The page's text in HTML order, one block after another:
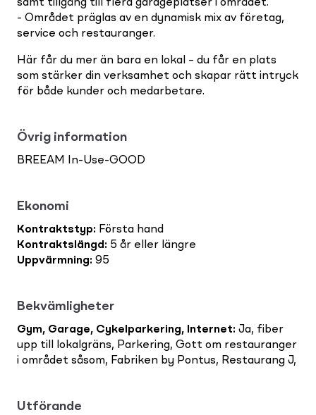
samt tillgång till flera garageplatser i området.
- Området präglas av en dynamisk mix av företag,
service och restauranger.
Här får du mer än bara en lokal – du får en plats
som stärker din verksamhet och skapar rätt intryck
för både kunder och medarbetare.
Övrig information
BREEAM In-Use-GOOD
Ekonomi
Kontraktstyp: Första hand
Kontraktslängd : 5 år eller längre
Uppvärmning: 95
Bekvämligheter
Gym, Garage, Cykelparkering, Internet: Ja, fiber
upp till lokalgräns, Parkering, Gott om restauranger
i området såsom, Fabriken by Pontus, Restaurang J,
Utförande